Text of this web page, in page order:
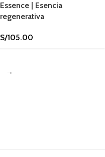
Essence | Esencia
regenerativa
S/105.00
→